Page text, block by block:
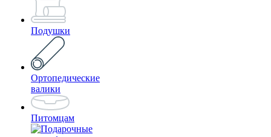
Подушки
Ортопедические
валики
Питомцам